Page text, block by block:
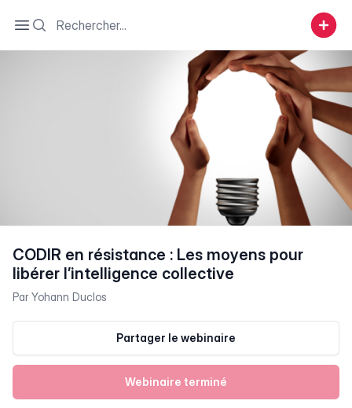
Open sidebar
Search
CODIR en résistance : Les moyens pour
libérer l’intelligence collective
ParYohann Duclos
Partager le webinaire
Webinaire terminé